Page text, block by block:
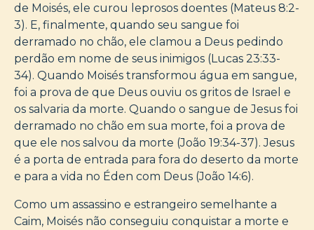
de Moisés, ele curou leprosos doentes (Mateus 8:2-
3). E, finalmente, quando seu sangue foi
derramado no chão, ele clamou a Deus pedindo
perdão em nome de seus inimigos (Lucas 23:33-
34). Quando Moisés transformou água em sangue,
foi a prova de que Deus ouviu os gritos de Israel e
os salvaria da morte. Quando o sangue de Jesus foi
derramado no chão em sua morte, foi a prova de
que ele nos salvou da morte (João 19:34-37). Jesus
é a porta de entrada para fora do deserto da morte
e para a vida no Éden com Deus (João 14:6).
Como um assassino e estrangeiro semelhante a
Caim, Moisés não conseguiu conquistar a morte e